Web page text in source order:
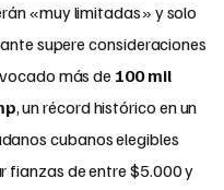
«muy limitadas» y solo
supere consideraciones
más de 100 mil
, un récord histórico en un
cubanos elegibles
fianzas de entre $5.000 y